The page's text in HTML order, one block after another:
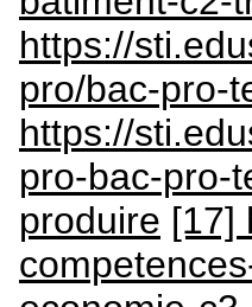
https://
pro/bac-pro-
https://
pro-bac-pro-
produire [17]